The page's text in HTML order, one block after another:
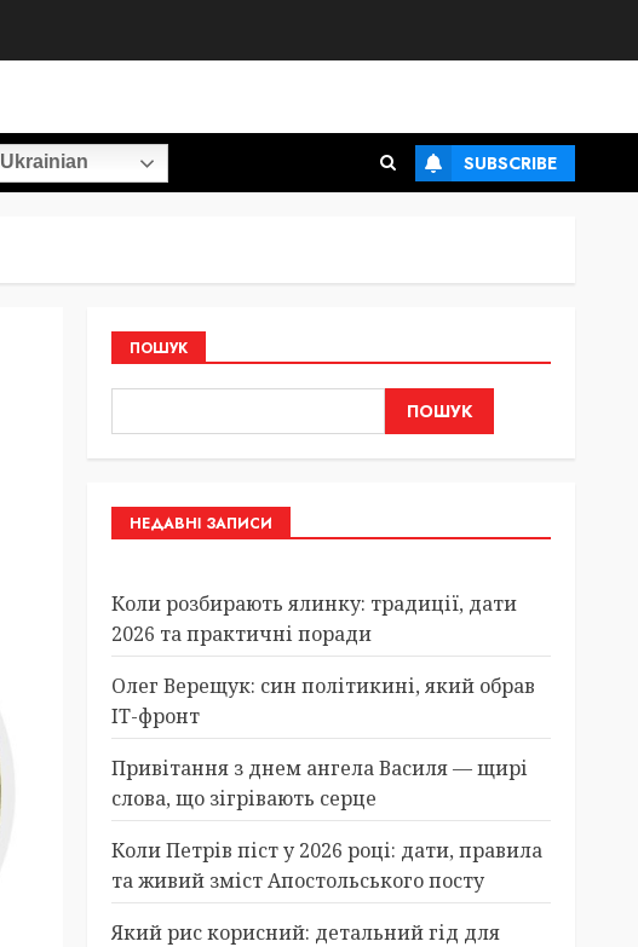
Ukrainian SUBSCRIBE
ПОШУК
ПОШУК
НЕДАВНІ ЗАПИСИ
Коли розбирають ялинку: традиції, дати
2026 та практичні поради
Олег Верещук: син політикині, який обрав
IT-фронт
Привітання з днем ангела Василя — щирі
слова, що зігрівають серце
Коли Петрів піст у 2026 році: дати, правила
та живий зміст Апостольського посту
Який рис корисний: детальний гід для